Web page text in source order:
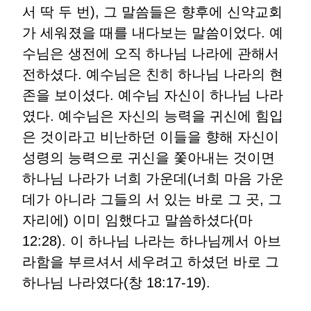
서 딱 두 번), 그 말씀들은 향후에 신약교회
가 세워졌을 때를 내다보는 말씀이었다. 예
수님은 생전에 오직 하나님 나라에 관해서
전하셨다. 예수님은 친히 하나님 나라의 현
존을 보이셨다. 예수님 자신이 하나님 나라
였다. 예수님은 자신의 능력을 귀신에 힘입
은 것이라고 비난하던 이들을 향해 자신이
성령의 능력으로 귀신을 쫓아내는 것이면
하나님 나라가 너희 가운데(너희 마음 가운
데가 아니라 그들의 서 있는 바로 그 곳, 그
자리에) 이미 임했다고 말씀하셨다(마
12:28). 이 하나님 나라는 하나님께서 아브
라함을 부르셔서 세우려고 하셨던 바로 그
하나님 나라였다(창 18:17-19).